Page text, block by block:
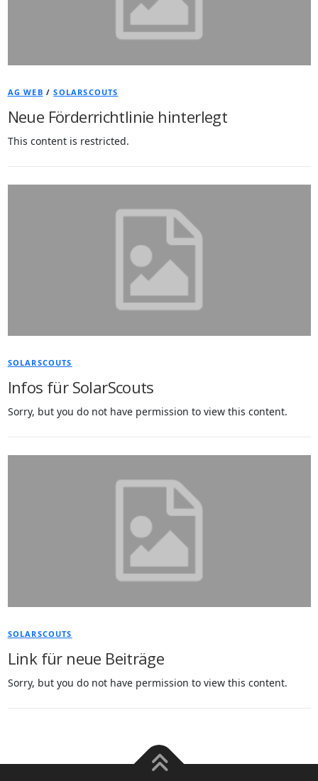
AG WEB /SOLARSCOUTS
Neue Förderrichtlinie hinterlegt
This content is restricted.
SOLARSCOUTS
Infos für SolarScouts
Sorry, but you do not have permission to view this content.
SOLARSCOUTS
Link für neue Beiträge
Sorry, but you do not have permission to view this content.